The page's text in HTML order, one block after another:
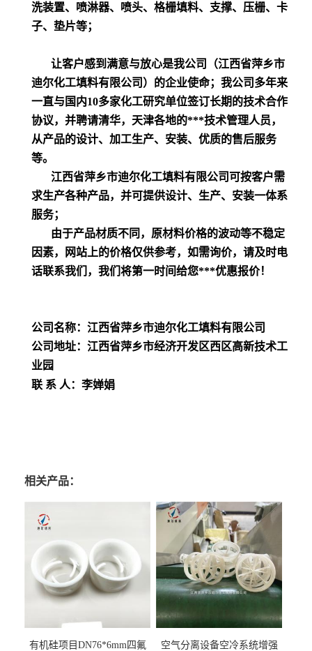
洗装置、喷淋器、喷头、格栅填料、支撑、压栅、卡
子、垫片等；
让客户感到满意与放心是我公司（江西省萍乡市
迪尔化工填料有限公司）的企业使命；我公司多年来
一直与国内10多家化工研究单位签订长期的技术合作
协议，并聘请清华，天津各地的***技术管理人员，
从产品的设计、加工生产、安装、优质的售后服务
等。
江西省萍乡市迪尔化工填料有限公司可按客户需
求生产各种产品，并可提供设计、生产、安装一体系
服务；
由于产品材质不同，原材料价格的波动等不稳定
因素，网站上的价格仅供参考，如需询价，请及时电
话联系我们，我们将第一时间给您***优惠报价！
公司名称：江西省萍乡市迪尔化工填料有限公司
公司地址：江西省萍乡市经济开发区西区高新技术工
业园
联 系 人：李婵娟
相关产品：
有机硅项目DN76*6mm四氟
空气分离设备空冷系统增强